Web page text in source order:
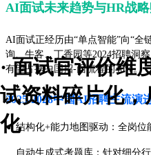
· 面试官评价维
试资料碎片化
化
AI面试未来趋势与HR战
AI面试正经历由“单点智能”向“全
询、牛客、丁香园等2024招聘洞
有望占据中国招-面流程的40%。
2025-2028中国AI招聘主流演
· 结构化+能力地图驱动：全岗
自动生成式考题库：针对细分